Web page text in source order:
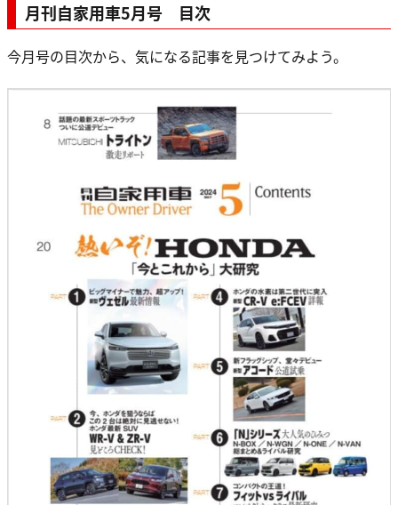
月刊自家用車5月号 目次
今月号の目次から、気になる記事を見つけてみよう。